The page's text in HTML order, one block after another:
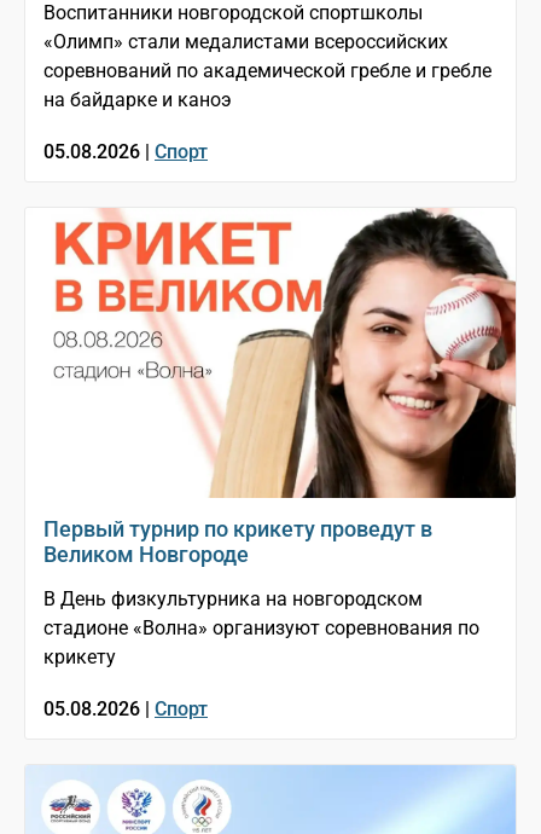
Воспитанники новгородской спортшколы
«Олимп» стали медалистами всероссийских
соревнований по академической гребле и гребле
на байдарке и каноэ
05.08.2026 | Спорт
Первый турнир по крикету проведут в
Великом Новгороде
В День физкультурника на новгородском
стадионе «Волна» организуют соревнования по
крикету
05.08.2026 | Спорт